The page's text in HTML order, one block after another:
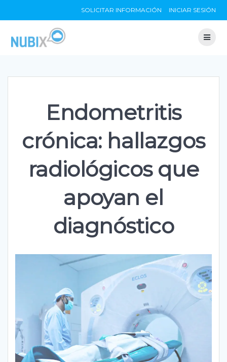
to
SOLICITAR INFORMACIÓN INICIAR SESIÓN
Endometritis
crónica: hallazgos
radiológicos que
apoyan el
diagnóstico